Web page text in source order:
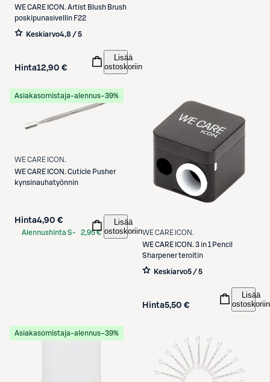
WE CARE ICON. Artist Blush Brush
poskipunasivellin F22
Keskiarvo4,8 / 5
Hinta12,90 €
Lisää
ostoskoriin
Asiakasomistaja-alennus−39%
WE CARE ICON.
WE CARE ICON. Cuticle Pusher
kynsinauhatyönnin
Hinta4,90 €
Alennushinta S-
2,95 €
Lisää
ostoskoriinWE CARE ICON.
WE CARE ICON. 3 in 1 Pencil
Sharpener teroitin
Keskiarvo5 / 5
Hinta5,50 €
Lisää
ostoskoriin
Asiakasomistaja-alennus−39%